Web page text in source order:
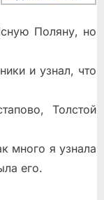
Поляну, но
и узнал, что
Толстой
много я узнала
его.